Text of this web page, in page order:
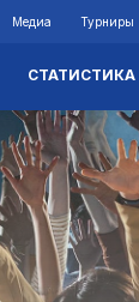
Медиа Турниры
СТАТИСТИКА